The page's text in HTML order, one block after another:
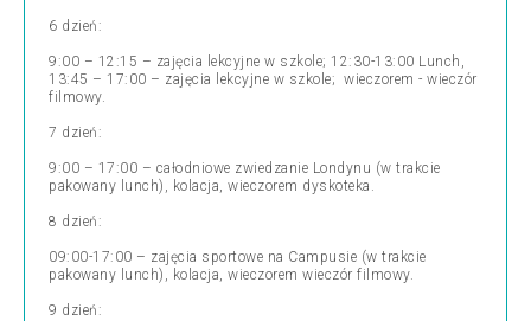
6 dzień:
9:00 – 12:15 – zajęcia lekcyjne w szkole; 12:30-13:00 Lunch,
13:45 – 17:00 – zajęcia lekcyjne w szkole; wieczorem - wieczór
filmowy.
7 dzień:
9:00 – 17:00 – całodniowe zwiedzanie Londynu (w trakcie
pakowany lunch), kolacja, wieczorem dyskoteka.
8 dzień:
09:00-17:00 – zajęcia sportowe na Campusie (w trakcie
pakowany lunch), kolacja, wieczorem wieczór filmowy.
9 dzień: